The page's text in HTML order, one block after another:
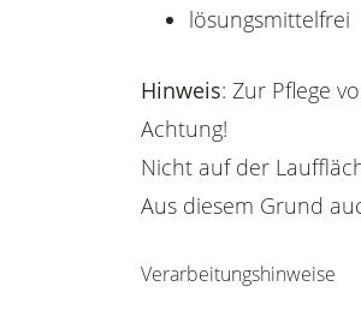
lösungsmittelfrei
Hinweis: Zur Pflege
Achtung!
Nicht auf der
Aus diesem Grund
Verarbeitungshinweise